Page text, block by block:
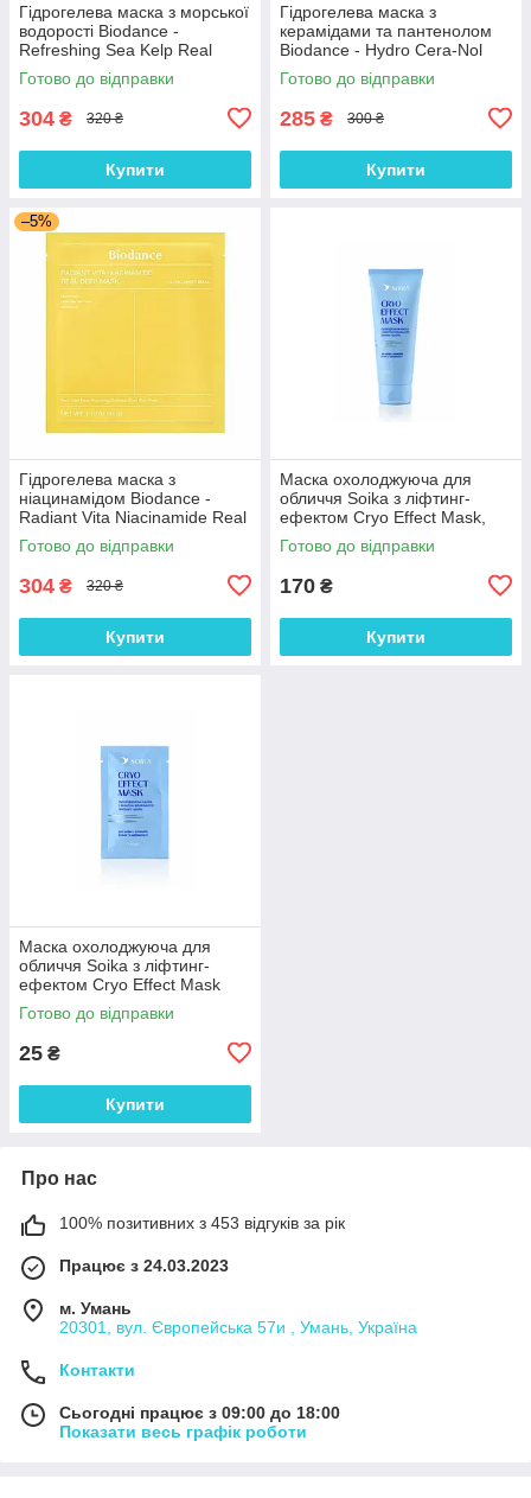
Гідрогелева маска з морської
водорості Biodance -
Refreshing Sea Kelp Real
Deep Mask 34 г
Готово до відправки
304 ₴ 320 ₴
Купити
Гідрогелева маска з
керамідами та пантенолом
Biodance - Hydro Cera-Nol
Real Deep Sheet Mask 34 г
Готово до відправки
285 ₴ 300 ₴
Купити
–5%
Гідрогелева маска з
ніацинамідом Biodance -
Radiant Vita Niacinamide Real
Deep Mask 34 г
Готово до відправки
304 ₴ 320 ₴
Купити
Маска охолоджуюча для
обличчя Soika з ліфтинг-
ефектом Cryo Effect Mask,
100 мл
Готово до відправки
170 ₴
Купити
Маска охолоджуюча для
обличчя Soika з ліфтинг-
ефектом Cryo Effect Mask
(саше), 5 мл
Готово до відправки
25 ₴
Купити
Про нас
100% позитивних з 453 відгуків за рік
Працює з 24.03.2023
м. Умань
20301, вул. Європейська 57и , Умань, Україна
Контакти
Сьогодні працює з 09:00 до 18:00
Показати весь графік роботи